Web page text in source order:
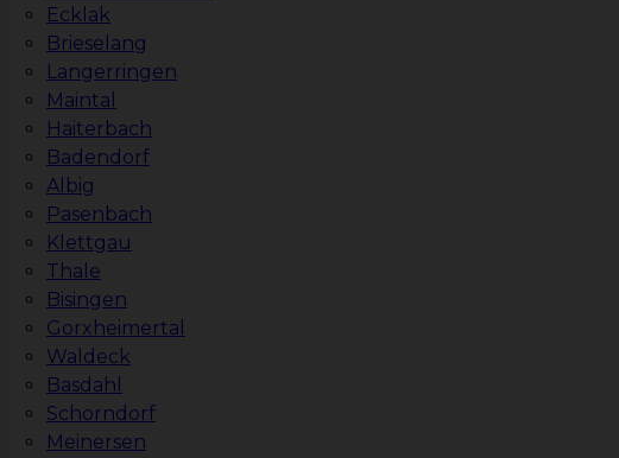
Ecklak
Brieselang
Langerringen
Maintal
Haiterbach
Badendorf
Albig
Pasenbach
Klettgau
Thale
Bisingen
Gorxheimertal
Waldeck
Basdahl
Schorndorf
Meinersen